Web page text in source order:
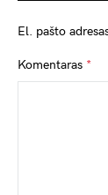
El. pašto
Komentaras *